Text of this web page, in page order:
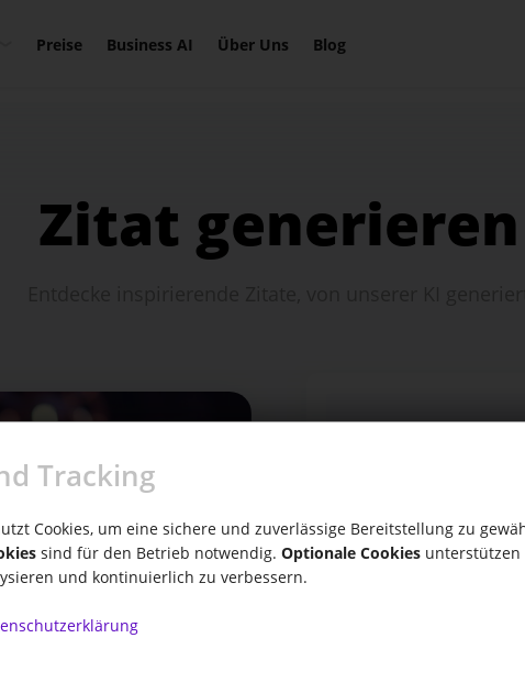
lassen
Buchinhalt erstellen Wiki
Preise Business AI Über Uns Blog
Zitat generieren
Tracking
Cookies, um eine sichere und zuverlässige Bereitstellung zu
sind für den Betrieb notwendig. Optionale Cookies unterstützen
und kontinuierlich zu verbessern.